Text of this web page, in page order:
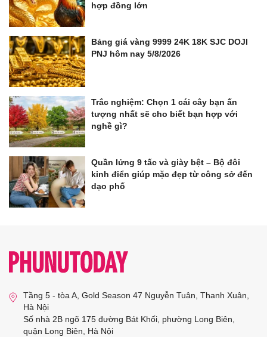
hợp đồng lớn
Bảng giá vàng 9999 24K 18K SJC DOJI
PNJ hôm nay 5/8/2026
Trắc nghiệm: Chọn 1 cái cây bạn ấn
tượng nhất sẽ cho biết bạn hợp với
nghề gì?
Quần lửng 9 tấc và giày bệt – Bộ đôi
kinh điển giúp mặc đẹp từ công sở đến
dạo phố
Tầng 5 - tòa A, Gold Season 47 Nguyễn Tuân, Thanh Xuân,
Hà Nội
Số nhà 2B ngõ 175 đường Bát Khối, phường Long Biên,
quận Long Biên, Hà Nội